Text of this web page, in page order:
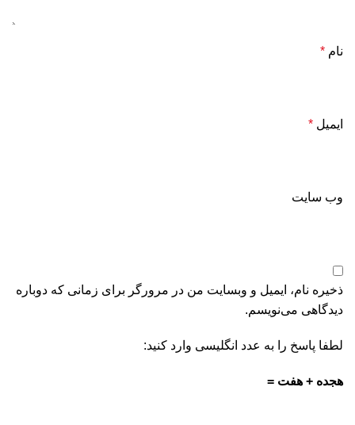
نام *
ایمیل *
وب‌ سایت
ذخیره نام، ایمیل و وبسایت من در مرورگر برای زمانی که دوباره
دیدگاهی می‌نویسم.
لطفا پاسخ را به عدد انگلیسی وارد کنید:
هجده + هفت =